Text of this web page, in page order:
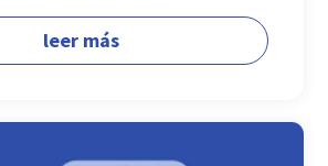
leer más